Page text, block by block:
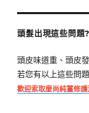
鍵
頭髮出現這些問題?
頭皮味道重、頭皮
若您有以上這些問題
歡迎索取麼尚純薑修